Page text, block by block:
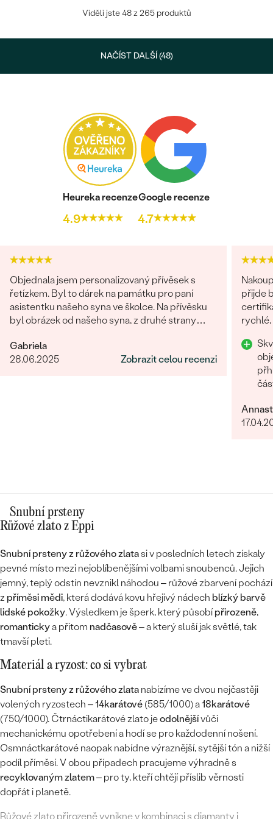
Viděli jste 48 z 265 produktů
NAČÍST DALŠÍ (48)
Heureka recenze
4.9
Google recenze
4.7
Objednala jsem personalizovaný přívěsek s
řetízkem. Byl to dárek na památku pro paní
asistentku našeho syna ve školce. Na přívěsku
byl obrázek od našeho syna, z druhé strany
dořešili jsme všechny detaily objednávky. Šperk
je nádherný, udělal velikou radost, je originální a
Gabriela
28.06.2025
Zobrazit celou recenzi
přijde
rychlé,
Snubní prsteny
Růžové zlato z Eppi
Snubní prsteny z růžového zlatasi v posledních letech získaly
pevné místo mezi nejoblíbenějšími volbami snoubenců. Jejich
jemný, teplý odstín nevznikl náhodou – růžové zbarvení pochází
z příměsi mědi, která dodává kovu hřejivý nádech blízký barvě
lidské pokožky. Výsledkem je šperk, který působí přirozeně,
romantickya přitom nadčasově– a který sluší jak světlé, tak
tmavší pleti.
Materiál a ryzost: co si vybrat
Snubní prsteny z růžového zlata nabízíme ve dvou nejčastěji
volených ryzostech –14karátové (585/1000) a18karátové
(750/1000). Čtrnáctikarátové zlato jeodolnějšívůči
mechanickému opotřebení a hodí se pro každodenní nošení.
Osmnáctkarátové naopak nabídne výraznější, sytější tón a nižší
podíl příměsí. V obou případech pracujeme výhradně s
recyklovaným zlatem– pro ty, kteří chtějí příslib věrnosti
dopřát i planetě.
Růžové zlato přirozeně vynikne v kombinaci s diamanty i